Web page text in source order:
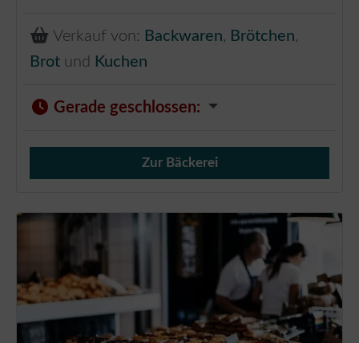
Verkauf von: Backwaren, Brötchen,
Brot und Kuchen
Gerade geschlossen:
Verkauf von Brötchen,
Zur Bäckerei